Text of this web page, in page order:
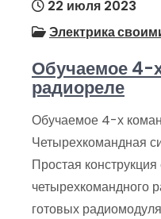
22 июля 2023
Электрика
Обучаемое 4-
радиореле
Обучаемое 4-х
Четырехкомандная
Простая
четырехкомандного
готовых